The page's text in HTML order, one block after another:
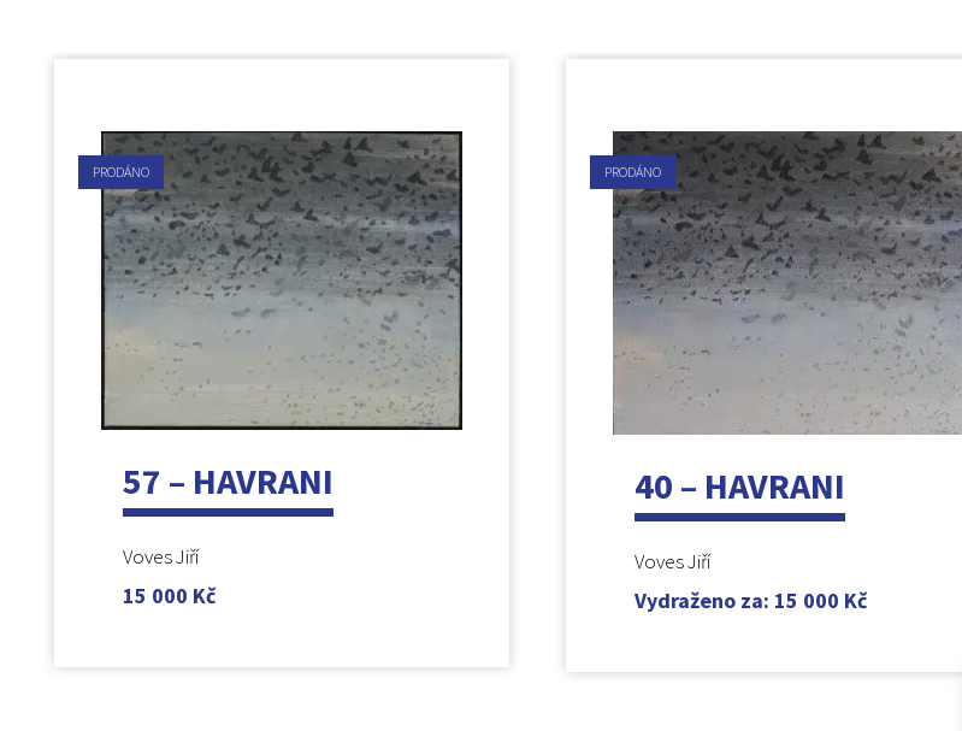
PRODÁNO
57 – HAVRANI
Voves Jiří
15 000 Kč
PRODÁNO
40 – HAVRANI
Voves Jiří
Vydraženo za: 15 000 Kč